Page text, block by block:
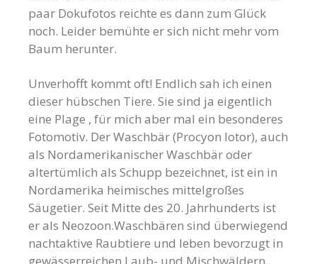
paar Dokufotos reichte es dann zum Glück
noch. Leider bemühte er sich nicht mehr vom
Baum herunter.
Unverhofft kommt oft! Endlich sah ich einen
dieser hübschen Tiere. Sie sind ja eigentlich
eine Plage , für mich aber mal ein besonderes
Fotomotiv. Der Waschbär (Procyon lotor), auch
als Nordamerikanischer Waschbär oder
altertümlich als Schupp bezeichnet, ist ein in
Nordamerika heimisches mittelgroßes
Säugetier. Seit Mitte des 20. Jahrhunderts ist
er als Neozoon.Waschbären sind überwiegend
nachtaktive Raubtiere und leben bevorzugt in